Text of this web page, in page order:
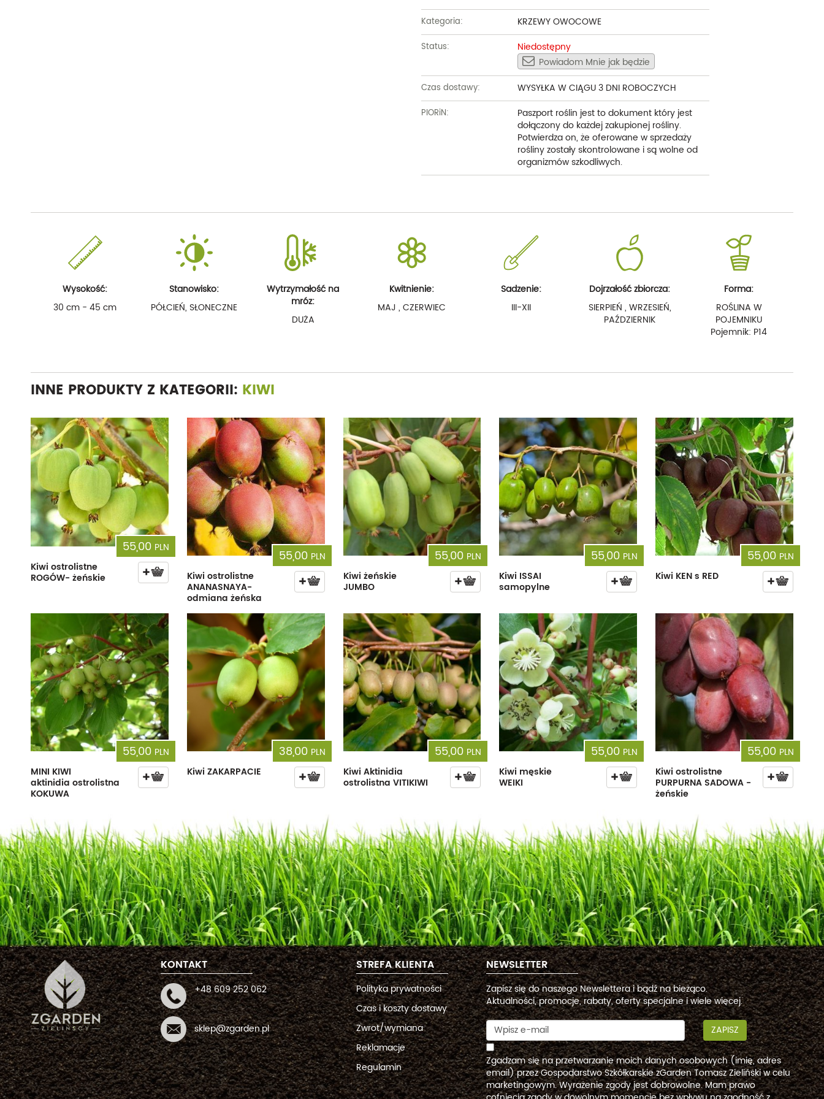
Kategoria: KRZEWY OWOCOWE
Status:
Niedostępny
Powiadom Mnie jak będzie
Czas dostawy: WYSYŁKA W CIĄGU 3 DNI ROBOCZYCH
PIORiN:
Paszport roślin jest to dokument który jest
dołączony do każdej zakupionej rośliny.
Potwierdza on, że oferowane w sprzedaży
rośliny zostały skontrolowane i są wolne od
organizmów szkodliwych.
Wysokość:
30 cm - 45 cm
Stanowisko:
PÓŁCIEŃ, SŁONECZNE
Wytrzymałość na
mróz:
DUŻA
Kwitnienie:
MAJ , CZERWIEC
Sadzenie:
III-XII
Dojrzałość zbiorcza:
SIERPIEŃ , WRZESIEŃ,
PAŹDZIERNIK
Forma:
ROŚLINA W
POJEMNIKU
Pojemnik: P14
INNE PRODUKTY Z KATEGORII: KIWI
55,00 PLN
Kiwi ostrolistne
ROGÓW- żeńskie
55,00 PLN
Kiwi ostrolistne
ANANASNAYA-
odmiana żeńska
55,00 PLN
Kiwi żeńskie
JUMBO
55,00 PLN
Kiwi ISSAI
samopylne
55,00 PLN
Kiwi KEN s RED
55,00 PLN
MINI KIWI
aktinidia ostrolistna
KOKUWA
38,00 PLN
Kiwi ZAKARPACIE
55,00 PLN
Kiwi Aktinidia
ostrolistna VITIKIWI
55,00 PLN
Kiwi męskie
WEIKI
55,00 PLN
Kiwi ostrolistne
PURPURNA SADOWA -
żeńskie
KONTAKT
+48 609 252 062
sklep@zgarden.pl
STREFA KLIENTA
Polityka prywatności
Czas i koszty dostawy
Zwrot/wymiana
Reklamacje
Regulamin
NEWSLETTER
Zapisz się do naszego Newslettera i bądź na bieżąco.
Aktualności, promocje, rabaty, oferty specjalne i wiele więcej.
ZAPISZ
Zgadzam się na przetwarzanie moich danych osobowych (imię, adres
email) przez Gospodarstwo Szkółkarskie zGarden Tomasz Zieliński w celu
marketingowym. Wyrażenie zgody jest dobrowolne. Mam prawo